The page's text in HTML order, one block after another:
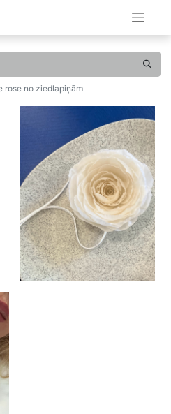
rose no ziedlapiņām